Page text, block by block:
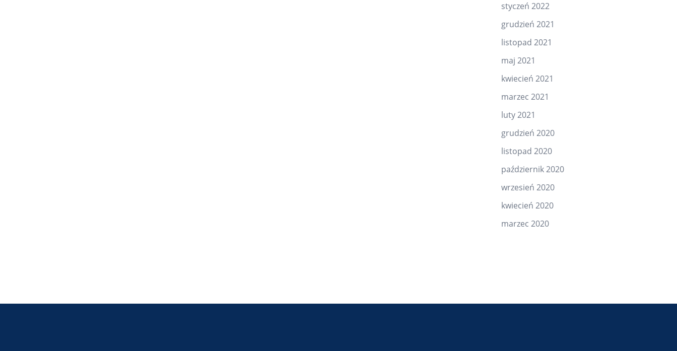
styczeń 2022
grudzień 2021
listopad 2021
maj 2021
kwiecień 2021
marzec 2021
luty 2021
grudzień 2020
listopad 2020
październik 2020
wrzesień 2020
kwiecień 2020
marzec 2020